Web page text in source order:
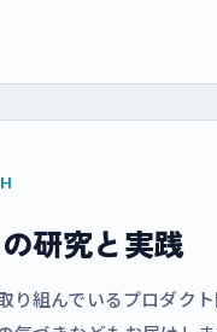
研究と実践
り組んでいるプロダク